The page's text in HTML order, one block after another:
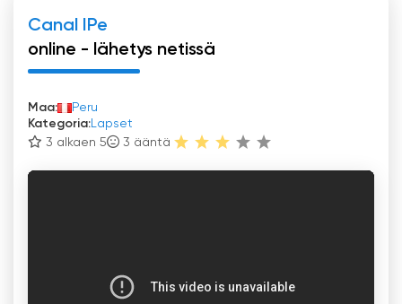
Canal IPe
online - lähetys netissä
Maa:
Peru
Kategoria:Lapset
3 alkaen 5
3 ääntä